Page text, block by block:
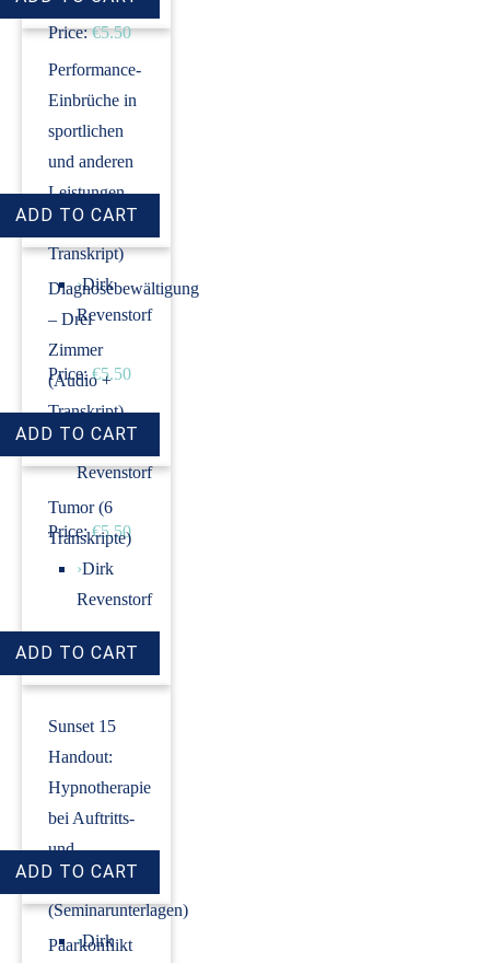
Price: €5.50
Performance-
Einbrüche in
sportlichen
und anderen
Leistungen
(Audio +
Transkript)
›Dirk
Revenstorf
Price: €5.50
Diagnosebewältigung
– Drei
Zimmer
(Audio +
Transkript)
›Dirk
Revenstorf
Price: €5.50
Tumor (6
Transkripte)
›Dirk
Revenstorf
Price: €18.00
Sunset 15
Handout:
Hypnotherapie
bei Auftritts-
und
Prüfungsangst
(Seminarunterlagen)
›Dirk
Paarkonflikt